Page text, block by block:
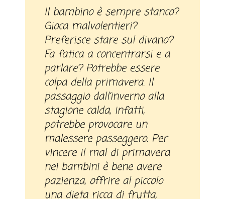
Il bambino è sempre stanco?
Gioca malvolentieri?
Preferisce stare sul divano?
Fa fatica a concentrarsi e a
parlare? Potrebbe essere
colpa della primavera. Il
passaggio dall’inverno alla
stagione calda, infatti,
potrebbe provocare un
malessere passeggero. Per
vincere il mal di primavera
nei bambini è bene avere
pazienza, offrire al piccolo
una dieta ricca di frutta,